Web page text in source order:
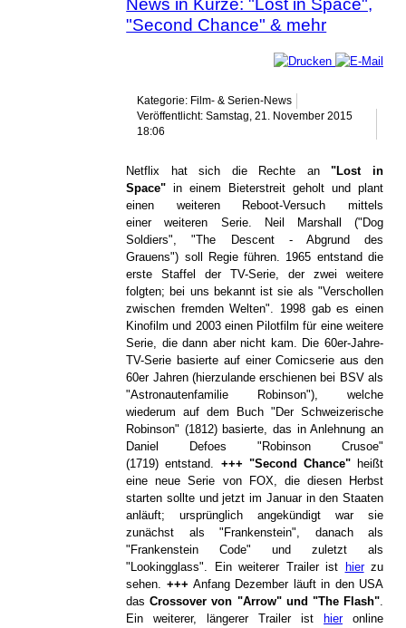
News in Kürze: "Lost in Space",
"Second Chance" & mehr
Kategorie: Film- & Serien-News
Veröffentlicht: Samstag, 21. November 2015
18:06
Netflix hat sich die Rechte an"Lost in
Space" in einem Bieterstreit geholt und plant
einen weiteren Reboot-Versuch mittels
einer weiteren Serie. Neil Marshall ("Dog
Soldiers", "The Descent - Abgrund des
Grauens") soll Regie führen. 1965 entstand die
erste Staffel der TV-Serie, der zwei weitere
folgten; bei uns bekannt ist sie als "Verschollen
zwischen fremden Welten". 1998 gab es einen
Kinofilm und 2003 einen Pilotfilm für eine weitere
Serie, die dann aber nicht kam. Die 60er-Jahre-
TV-Serie basierte auf einer Comicserie aus den
60er Jahren (hierzulande erschienen bei BSV als
"Astronautenfamilie Robinson"), welche
wiederum auf dem Buch "Der Schweizerische
Robinson" (1812) basierte, das in Anlehnung an
Daniel Defoes "Robinson Crusoe"
(1719) entstand. +++ "Second Chance"heißt
eine neue Serie von FOX, die diesen Herbst
starten sollte und jetzt im Januar in den Staaten
anläuft; ursprünglich angekündigt war sie
zunächst als "Frankenstein", danach als
"Frankenstein Code" und zuletzt als
"Lookingglass". Ein weiterer Trailer ist
hierzu
sehen. +++Anfang Dezember läuft in den USA
dasCrossover von "Arrow" und "The Flash".
Ein weiterer, längerer Trailer ist
hieronline